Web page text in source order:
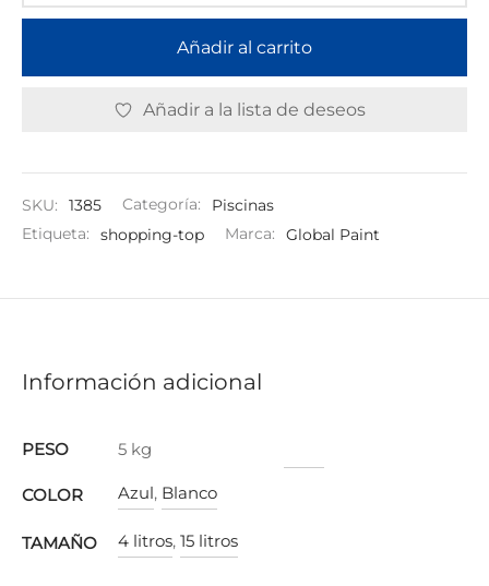
Añadir al carrito
Añadir a la lista de deseos
SKU: 1385 Categoría:
Piscinas
Etiqueta:
shopping-top Marca: Global Paint
Información adicional
PESO 5 kg
COLOR Azul, Blanco
TAMAÑO 4 litros, 15 litros